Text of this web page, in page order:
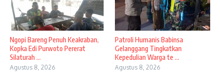
Ngopi Bareng Penuh Keakraban,
Kopka Edi Purwoto Pererat
Silaturah ...
Agustus 8, 2026
Patroli Humanis Babinsa
Gelanggang Tingkatkan
Kepedulian Warga te ...
Agustus 8, 2026